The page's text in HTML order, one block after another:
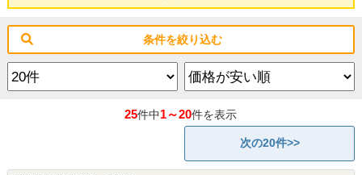
条件を絞り込む
25件中1～20件を表示
次の20件>>